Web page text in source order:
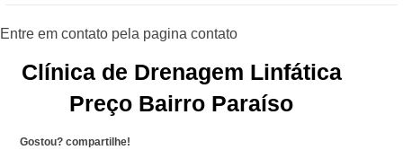
Clínica de Drenagem Linfática
Preço Bairro Paraíso
Gostou? compartilhe!